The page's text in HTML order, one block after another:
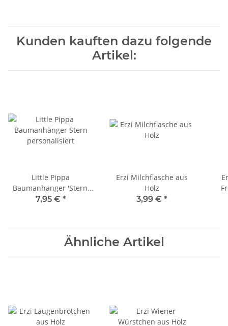
Kunden kauften dazu folgende
Artikel:
Little Pippa
Baumanhänger 'Stern'
personalisiert
7,95 € *
Erzi Milchflasche aus
Holz
3,99 € *
Ähnliche Artikel